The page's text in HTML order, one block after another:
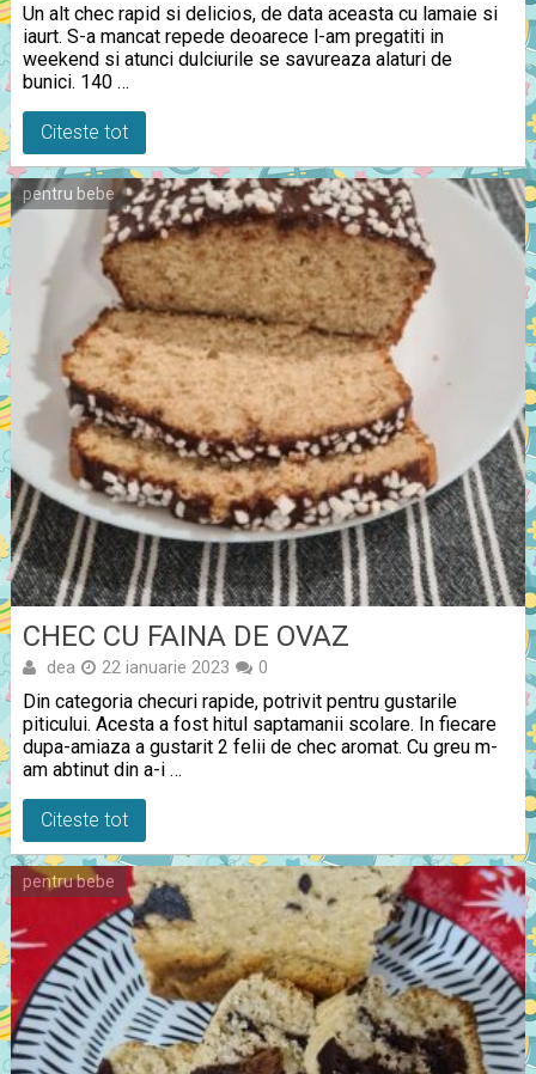
Un alt chec rapid si delicios, de data aceasta cu lamaie si
iaurt. S-a mancat repede deoarece l-am pregatiti in
weekend si atunci dulciurile se savureaza alaturi de
bunici. 140 …
Citeste tot
pentru bebe
CHEC CU FAINA DE OVAZ
dea 22 ianuarie 2023 0
Din categoria checuri rapide, potrivit pentru gustarile
piticului. Acesta a fost hitul saptamanii scolare. In fiecare
dupa-amiaza a gustarit 2 felii de chec aromat. Cu greu m-
am abtinut din a-i …
Citeste tot
pentru bebe